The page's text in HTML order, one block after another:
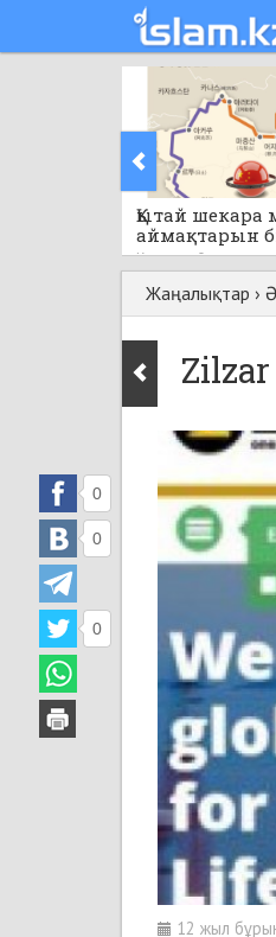
Қытай шекара
аймақтарын
бірегей
қолға алады
Кеше 0
Жаңалықтар ›
12 жыл
0
0
0